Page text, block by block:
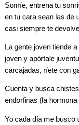
Sonríe, entrena tu
en tu cara sean las de
casi siempre te
La gente joven tiende
joven y apórtale
carcajadas, ríete con
Cuenta y busca
endorfinas (la hormona
Yo cada día me busco